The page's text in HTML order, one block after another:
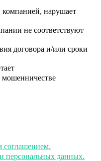
компанией, нарушает
не соответствуют
договора и/или сроки
соглашением.
персональных данных.